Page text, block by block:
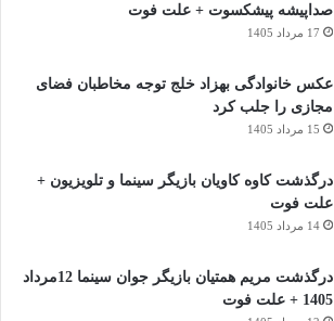
صداپیشه پیشکسوت + علت فوت
17 مرداد 1405
عکس خانوادگی بهزاد خلج توجه مخاطبان فضای
مجازی را جلب کرد
15 مرداد 1405
درگذشت کاوه کاویان بازیگر سینما و تلویزیون +
علت فوت
14 مرداد 1405
درگذشت مریم همتیان بازیگر جوان سینما 12مرداد
1405 + علت فوت